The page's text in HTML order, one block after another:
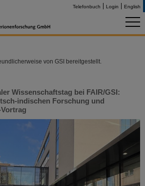
Telefonbuch Login English
von GSI bereitgestellt.
Wissenschaftstag bei FAIR/GSI:
indischen Forschung und